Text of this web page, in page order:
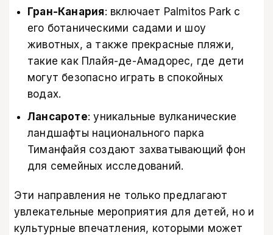
Гран-Канария: включает Palmitos Park с
его ботаническими садами и шоу
животных, а также прекрасные пляжи,
такие как Плайя-де-Амадорес, где дети
могут безопасно играть в спокойных
водах.
Лансароте: уникальные вулканические
ландшафты национального парка
Тиманфайя создают захватывающий фон
для семейных исследований.
Эти направления не только предлагают
увлекательные мероприятия для детей, но и
культурные впечатления, которыми может